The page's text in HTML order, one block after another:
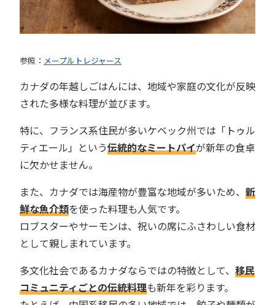
参照： メープルトレジャース
カナダの年越しごはんには、地域や家庭の文化が反映
された多様な料理が並びます。
特に、フランス系住民が多いケベック州では「トゥル
ティエール」という伝統的なミートパイが新年の食卓
に欠かせません。
また、カナダでは海産物が豊富な地域が多いため、 新
鮮な魚介類を使った料理も人気です。
ロブスターやサーモンは、祝いの席にふさわしい食材
として親しまれています。
多文化社会であるカナダならではの特徴として、 移民
コミュニティごとの伝統料理も新年を彩ります。